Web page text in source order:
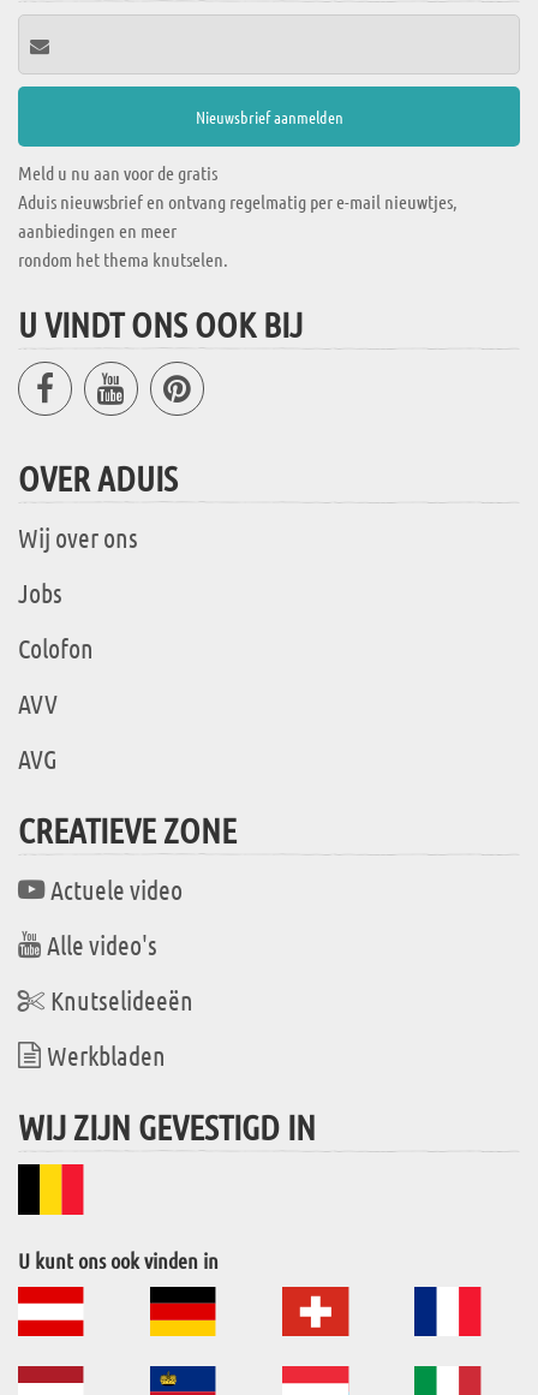
Meld u nu aan voor de gratis
Aduis nieuwsbrief en ontvang regelmatig per e-mail nieuwtjes,
aanbiedingen en meer
rondom het thema knutselen.
U VINDT ONS OOK BIJ
OVER ADUIS
Wij over ons
Jobs
Colofon
AVV
AVG
CREATIEVE ZONE
Actuele video
Alle video's
Knutselideeën
Werkbladen
WIJ ZIJN GEVESTIGD IN
U kunt ons ook vinden in